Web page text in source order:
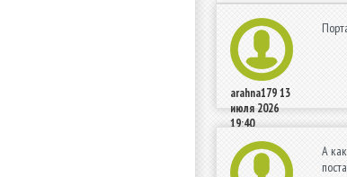
arahna17913
июля 2026
19:40
А